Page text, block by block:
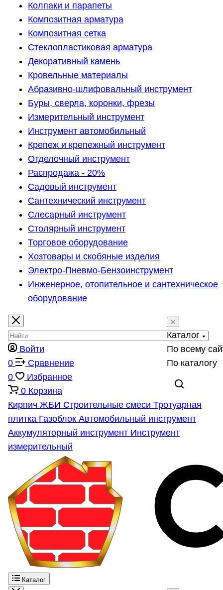
Колпаки и парапеты
Композитная арматура
Композитная сетка
Стеклопластиковая арматура
Декоративный камень
Кровельные материалы
Абразивно-шлифовальный инструмент
Буры, сверла, коронки, фрезы
Измерительный инструмент
Инструмент автомобильный
Крепеж и крепежный инструмент
Отделочный инструмент
Распродажа - 20%
Садовый инструмент
Сантехнический инструмент
Слесарный инструмент
Столярный инструмент
Торговое оборудование
Хозтовары и скобяные изделия
Электро-Пневмо-Бензоинструмент
Инженерное, отопительное и сантехническое
оборудование
Каталог
По всему
По каталогу
Войти
0
Сравнение
0
Избранное
0 Корзина
Кирпич ЖБИ Строительные смеси Тротуарная
плитка Газоблок Автомобильный инструмент
Аккумуляторный инструмент Инструмент
измерительный
Каталог